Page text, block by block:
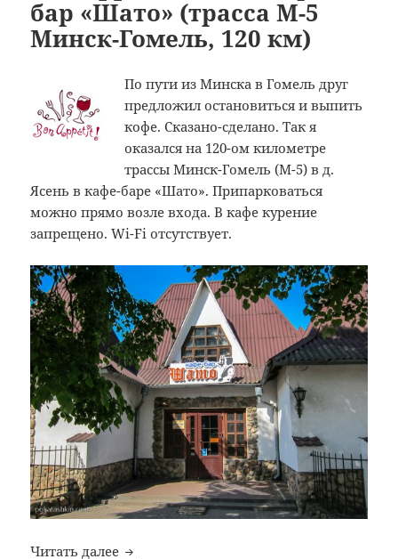
бар «Шато» (трасса M-5
Минск-Гомель, 120 км)
По пути из Минска в Гомель друг
предложил остановиться и выпить
кофе. Сказано-сделано. Так я
оказался на 120-ом километре
трассы Минск-Гомель (М-5) в д.
Ясень в кафе-баре «Шато». Припарковаться
можно прямо возле входа. В кафе курение
запрещено. Wi-Fi отсутствует.
Читать далее Bon Appetit: №114: Кафе-бар «Шато»